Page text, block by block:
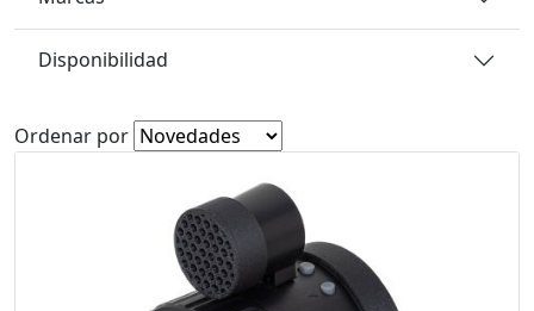
Disponibilidad
Ordenar por